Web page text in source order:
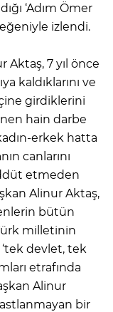
‘Adım Ömer
izlendi.
Aktaş, 7 yıl önce
kaldıklarını ve
girdiklerini
hain darbe
erkek hatta
canlarını
etmeden
Alinur Aktaş,
bütün
milletinin
devlet, tek
etrafında
Alinur
bir